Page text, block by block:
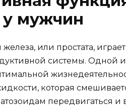
мужчин
железа, или простата,
системы. Одной
которая
передвигаться